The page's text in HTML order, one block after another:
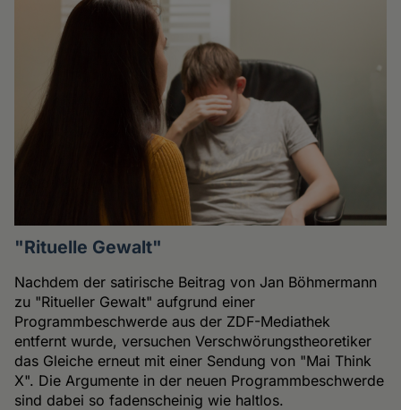
"Rituelle Gewalt"
Nachdem der satirische Beitrag von Jan Böhmermann
zu "Ritueller Gewalt" aufgrund einer
Programmbeschwerde aus der ZDF-Mediathek
entfernt wurde, versuchen Verschwörungstheoretiker
das Gleiche erneut mit einer Sendung von "Mai Think
X". Die Argumente in der neuen Programmbeschwerde
sind dabei so fadenscheinig wie haltlos.